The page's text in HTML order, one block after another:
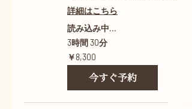
詳細はこちら
読み込み中...
3時間 30分
8,300
円
￥8,300
今すぐ予約